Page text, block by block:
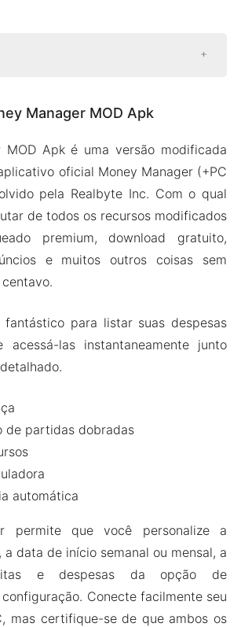
Money Manager MOD Apk
Para Fácil Gerenciamento
Sem Anúncios
E Restauração
Rastreamento Com Contas
Recursos
e Instalar o Money Manager (+Pc
Apk no Android
Também Perguntam (FAQs)
Manager MOD Apk
MOD Apk é uma versão modificada
oficial Money Manager (+PC
pela Realbyte Inc. Com o qual
de todos os recursos modificados
premium, download gratuito,
e muitos outros coisas sem
fantástico para listar suas despesas
las instantaneamente junto
de partidas dobradas
automática
permite que você personalize a
data de início semanal ou mensal, a
e despesas da opção de
Conecte facilmente seu
mas certifique-se de que ambos os